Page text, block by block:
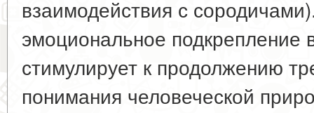
взаимодействия с
эмоциональное подкрепление
стимулирует к продолжению
понимания человеческой